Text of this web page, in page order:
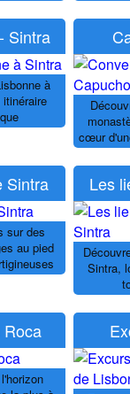
Sintra
à
cœur
Sintra
sur des
au pied
Les
Sintra,